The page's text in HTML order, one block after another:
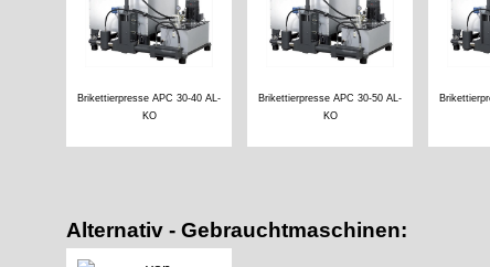
Brikettierpresse APC 30-40 AL-
KO
Brikettierpresse APC 30-50 AL-
KO
Alternativ - Gebrauchtmaschinen: